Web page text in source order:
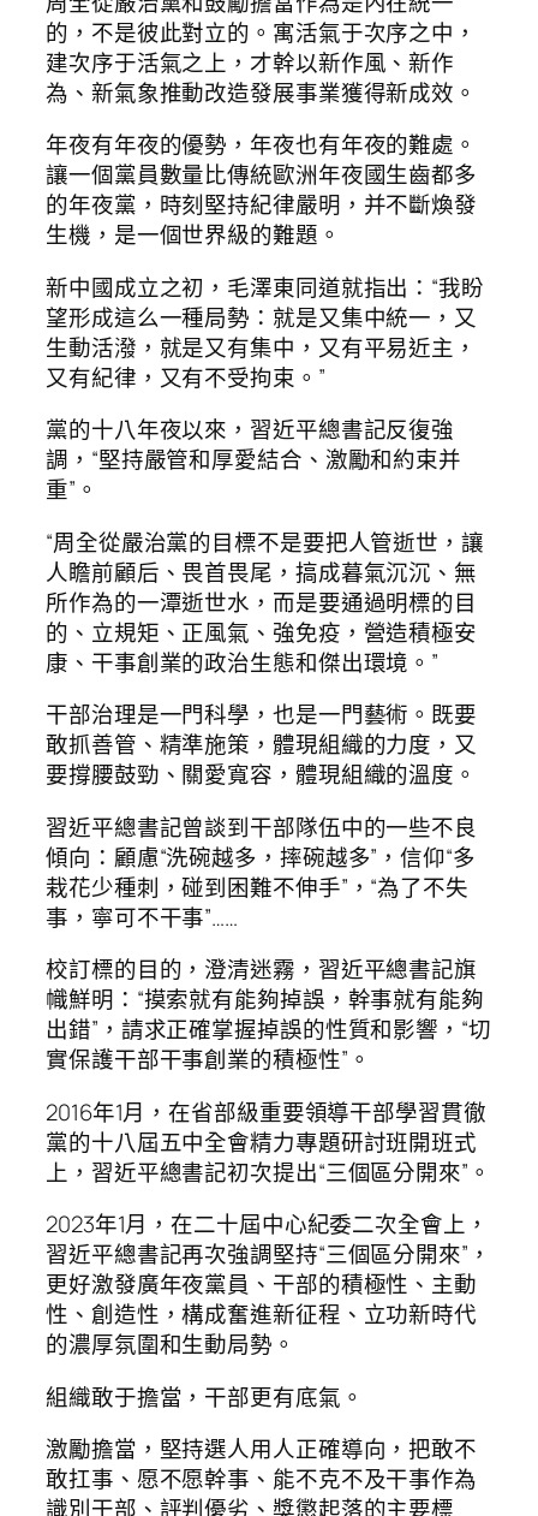
的，不是彼此對立的。寓活氣于次序之中，
建次序于活氣之上，才幹以新作風、新作
為、新氣象推動改造發展事業獲得新成效。
年夜有年夜的優勢，年夜也有年夜的難處。
讓一個黨員數量比傳統歐洲年夜國生齒都多
的年夜黨，時刻堅持紀律嚴明，并不斷煥發
生機，是一個世界級的難題。
新中國成立之初，毛澤東同道就指出：“我盼
望形成這么一種局勢：就是又集中統一，又
生動活潑，就是又有集中，又有平易近主，
又有紀律，又有不受拘束。”
黨的十八年夜以來，習近平總書記反復強
調，“堅持嚴管和厚愛結合、激勵和約束并
重”。
“周全從嚴治黨的目標不是要把人管逝世，讓
人瞻前顧后、畏首畏尾，搞成暮氣沉沉、無
所作為的一潭逝世水，而是要通過明標的目
的、立規矩、正風氣、強免疫，營造積極安
康、干事創業的政治生態和傑出環境。”
干部治理是一門科學，也是一門藝術。既要
敢抓善管、精準施策，體現組織的力度，又
要撐腰鼓勁、關愛寬容，體現組織的溫度。
習近平總書記曾談到干部隊伍中的一些不良
傾向：顧慮“洗碗越多，摔碗越多”，信仰“多
栽花少種刺，碰到困難不伸手”，“為了不失
事，寧可不干事”……
校訂標的目的，澄清迷霧，習近平總書記旗
幟鮮明：“摸索就有能夠掉誤，幹事就有能夠
出錯”，請求正確掌握掉誤的性質和影響，“切
實保護干部干事創業的積極性”。
2016年1月，在省部級重要領導干部學習貫徹
黨的十八屆五中全會精力專題研討班開班式
上，習近平總書記初次提出“三個區分開來”。
2023年1月，在二十屆中心紀委二次全會上，
習近平總書記再次強調堅持“三個區分開來”，
更好激發廣年夜黨員、干部的積極性、主動
性、創造性，構成奮進新征程、立功新時代
的濃厚氛圍和生動局勢。
組織敢于擔當，干部更有底氣。
激勵擔當，堅持選人用人正確導向，把敢不
敢扛事、愿不愿幹事、能不克不及干事作為
識別干部、評判優劣、獎懲起落的主要標